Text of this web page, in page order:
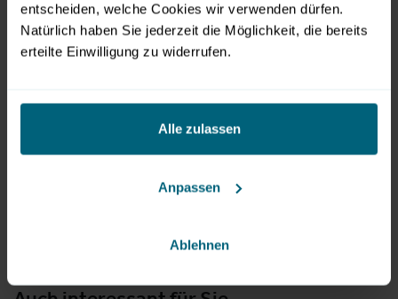
entscheiden, welche Cookies wir verwenden dürfen.
Natürlich haben Sie jederzeit die Möglichkeit, die bereits
erteilte Einwilligung zu widerrufen.
Alle zulassen
Anpassen
Ablehnen
Öffnungszeiten